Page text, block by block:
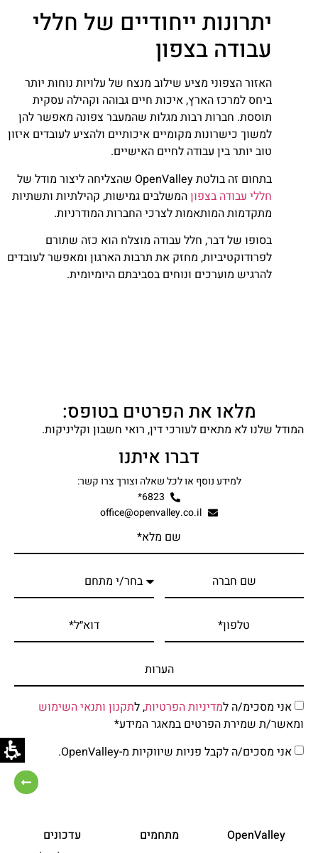
יתרונות ייחודיים של חללי
עבודה בצפון
האזור הצפוני מציע שילוב מנצח של עלויות נוחות יותר
ביחס למרכז הארץ, איכות חיים גבוהה וקהילה עסקית
תוססת. חברות רבות מגלות שהמעבר צפונה מאפשר להן
למשוך כישרונות מקומיים איכותיים ולהציע לעובדים איזון
טוב יותר בין עבודה לחיים האישיים.
בתחום זה בולטת OpenValley שהצליחה ליצור מודל של
חללי עבודה בצפוןהמשלבים גמישות, קהילתיות ותשתיות
מתקדמות המותאמות לצרכי החברות המודרניות.
בסופו של דבר, חלל עבודה מוצלח הוא כזה שתורם
לפרודוקטיביות, מחזק את תרבות הארגון ומאפשר לעובדים
להרגיש מוערכים ונוחים בסביבתם היומיומית.
מלאו את הפרטים בטופס:
המודל שלנו לא מתאים לעורכי דין, רואי חשבון וקליניקות.
דברו איתנו
למידע נוסף או לכל שאלה וצורך צרו קשר:
6823*
office@openvalley.co.il
אני מסכימ/ה למדיניות הפרטיות, לתקנון ותנאי השימוש
ומאשר/ת שמירת הפרטים במאגר המידע*
אני מסכים/ה לקבל פניות שיווקיות מ-OpenValley.
OpenValley מתחמים עדכונים